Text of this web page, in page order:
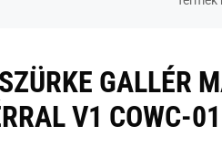
GALLÉR
V1 COWC-